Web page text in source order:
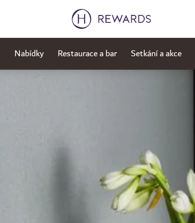
Nabídky Restaurace a bar Setkání a akce